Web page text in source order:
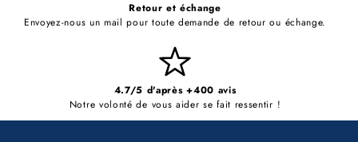
Retour et échange
Envoyez-nous un mail pour toute demande de retour ou échange.
4.7/5 d'après +400 avis
Notre volonté de vous aider se fait ressentir !